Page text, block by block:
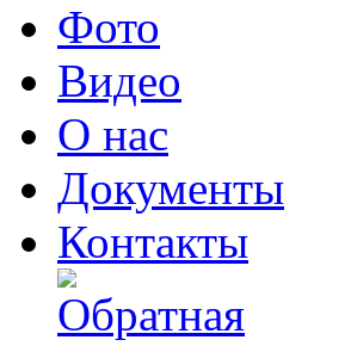
Фото
Видео
О нас
Документы
Контакты